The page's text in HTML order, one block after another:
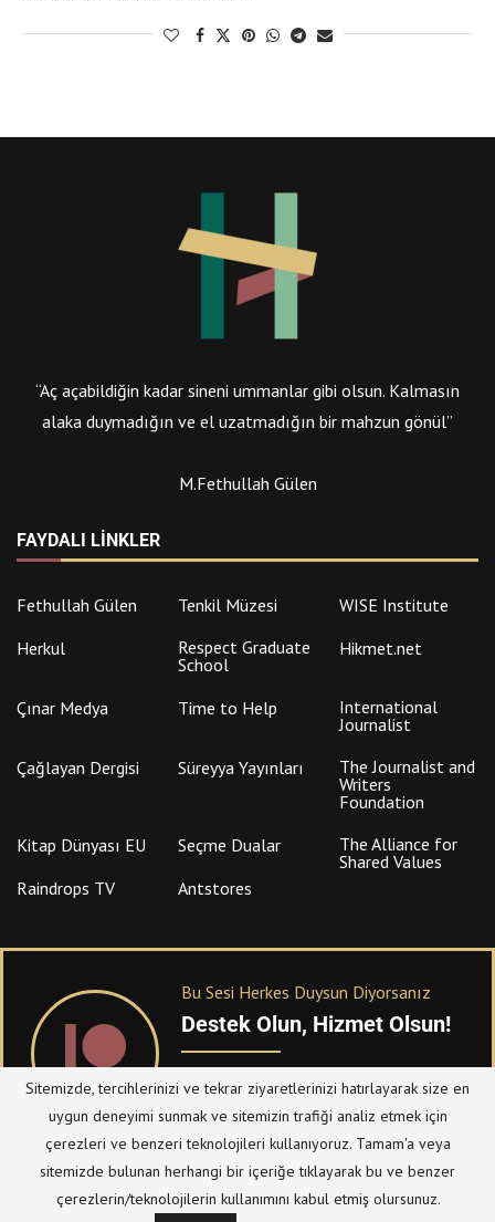
“Aç açabildiğin kadar sineni ummanlar gibi olsun. Kalmasın
alaka duymadığın ve el uzatmadığın bir mahzun gönül”
M.Fethullah Gülen
FAYDALI LINKLER
Fethullah Gülen Tenkil Müzesi
WISE Institute
Herkul
Respect Graduate
School
Hikmet.net
Çınar Medya Time to Help
International
Journalist
Çağlayan Dergisi
Süreyya Yayınları
The Journalist and
Writers
Foundation
Kitap Dünyası EU
Seçme Dualar
The Alliance for
Shared Values
Raindrops TV
Antstores
Bu Sesi Herkes Duysun Diyorsanız
Destek Olun, Hizmet Olsun!
PATREONüzerinden sitemize bağışta
bulanabilirsiniz.
Bize Ulaşın Taziye Defteri
Sitemizde, tercihlerinizi ve tekrar ziyaretlerinizi hatırlayarak size en
uygun deneyimi sunmak ve sitemizin trafiği analiz etmek için
çerezleri ve benzeri teknolojileri kullanıyoruz. Tamam'a veya
sitemizde bulunan herhangi bir içeriğe tıklayarak bu ve benzer
çerezlerin/teknolojilerin kullanımını kabul etmiş olursunuz.